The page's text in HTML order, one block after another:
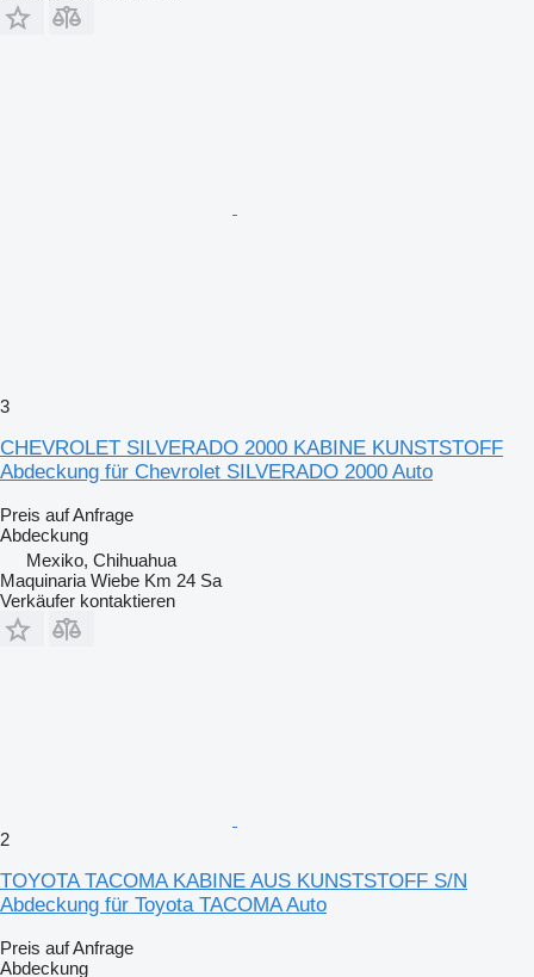
3
CHEVROLET SILVERADO 2000 KABINE KUNSTSTOFF
Abdeckung für Chevrolet SILVERADO 2000 Auto
Preis auf Anfrage
Abdeckung
Mexiko, Chihuahua
Maquinaria Wiebe Km 24 Sa
Verkäufer kontaktieren
2
TOYOTA TACOMA KABINE AUS KUNSTSTOFF S/N
Abdeckung für Toyota TACOMA Auto
Preis auf Anfrage
Abdeckung